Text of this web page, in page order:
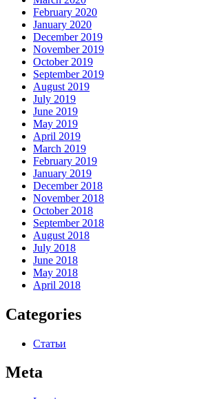
February 2020
January 2020
December 2019
November 2019
October 2019
September 2019
August 2019
July 2019
June 2019
May 2019
April 2019
March 2019
February 2019
January 2019
December 2018
November 2018
October 2018
September 2018
August 2018
July 2018
June 2018
May 2018
April 2018
Categories
Статьи
Meta